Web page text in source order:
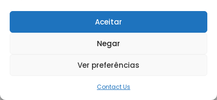
Aceitar
Negar
Ver preferências
Contact Us
©